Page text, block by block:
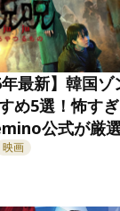
年最新】韓国
め5選！怖す
公式が厳
映画